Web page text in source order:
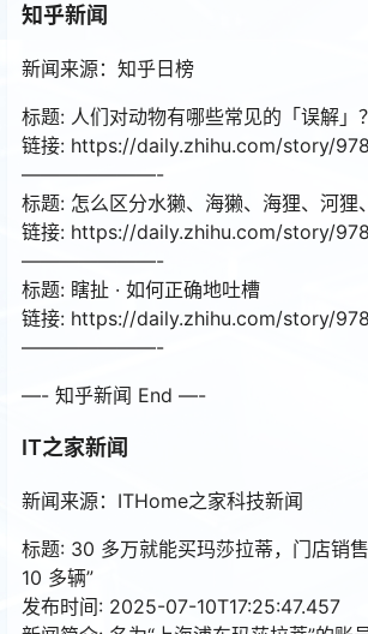
知乎新闻
新闻来源：知乎日榜
标题: 人们对动物有哪些常见的「误解」？
链接: https://daily.zhihu.com/story/
———————-
标题: 怎么区分水獭、海獭、海狸、河狸
链接: https://daily.zhihu.com/story/
———————-
标题: 瞎扯 · 如何正确地吐槽
链接: https://daily.zhihu.com/story/
———————-
—- 知乎新闻 End —-
IT之家新闻
新闻来源：ITHome之家科技新闻
标题: 30 多万就能买玛莎拉蒂，门店销
10 多辆”
发布时间: 2025-07-10T17:25:47.457